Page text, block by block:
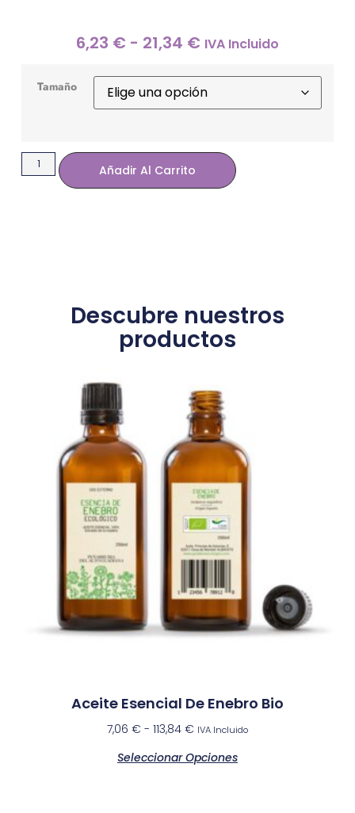
6,23 € - 21,34 € IVA Incluido
Tamaño
Añadir Al Carrito
Descubre nuestros
productos
Aceite Esencial De Enebro Bio
7,06 € - 113,84 € IVA Incluido
Seleccionar Opciones